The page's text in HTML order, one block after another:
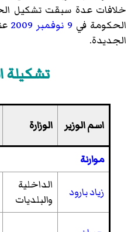
خلافات عدة سبقت تشكيل
الحكومة في 9 نوفمبر 2009
الجديدة.
تشكيلة
اسم الوزير الوزارة
موارنة
زياد بارود
الداخلية
والبلديات